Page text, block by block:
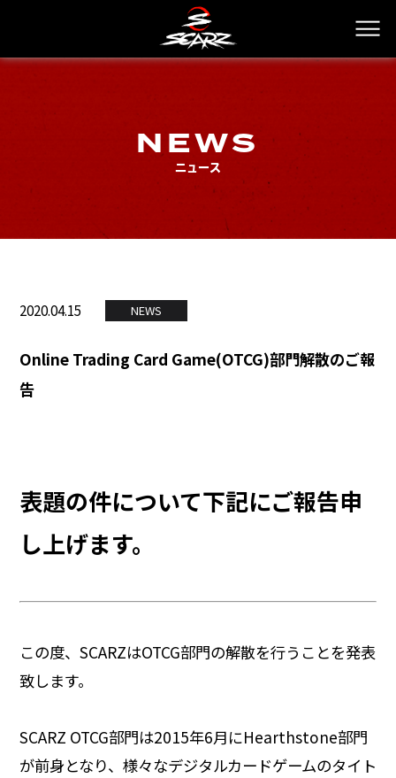
NEWS
ニュース
2020.04.15 NEWS
Online Trading Card Game(OTCG)部門解散のご報
告
表題の件について下記にご報告申
し上げます。
この度、SCARZはOTCG部門の解散を行うことを発表
致します。
SCARZ OTCG部門は2015年6月にHearthstone部門
が前身となり、様々なデジタルカードゲームのタイト